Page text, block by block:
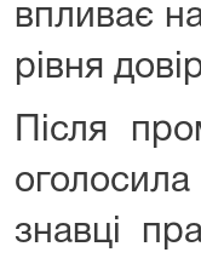
впливає
рівня
Після
знавці